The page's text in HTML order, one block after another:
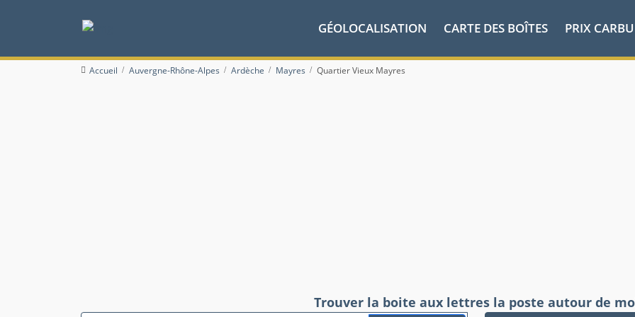
GÉOLOCALISATION CARTE DES BOÎTES PRIX
Accueil Auvergne-Rhône-Alpes Ardèche Mayres Quartier Vieux Mayres
Trouver la boite aux lettres la poste autour de